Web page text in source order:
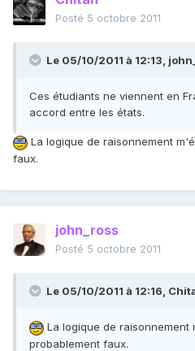
Posté 5 octobre 2011
Le 05/10/2011 à 12:13,
Ces étudiants ne viennent en
accord entre les états.
La logique de raisonnement
faux.
john_ross
Posté 5 octobre 2011
Le 05/10/2011 à 12:16,
La logique de raisonnement
probablement faux.